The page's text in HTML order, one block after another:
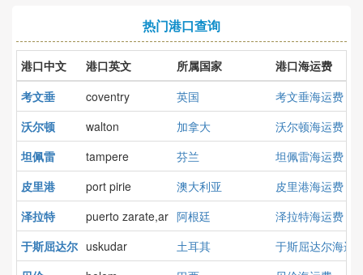
热门港口查询
港口中文 港口英文 所属国家
港口海运费
考文垂
coventry 英国
考文垂海运费
沃尔顿
walton 加拿大
沃尔顿海运费
坦佩雷
tampere 芬兰
坦佩雷海运费
皮里港
port pirie 澳大利亚
皮里港海运费
泽拉特
puerto zarate,ar 阿根廷
泽拉特海运费
于斯屈达尔 uskudar 土耳其
于斯屈达尔海运